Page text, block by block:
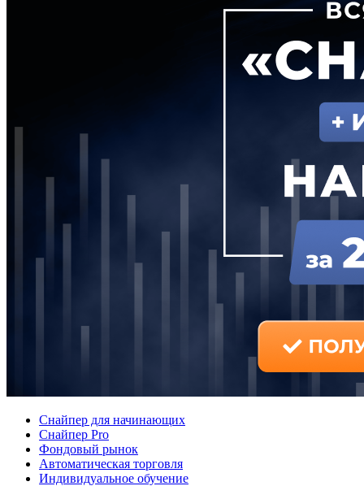
Снайпер для начинающих
Снайпер Pro
Фондовый рынок
Автоматическая торговля
Индивидуальное обучение